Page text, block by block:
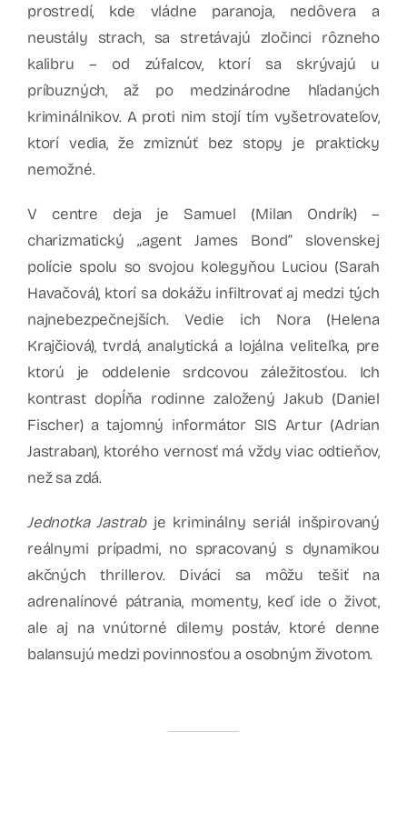
prostredí, kde vládne paranoja, nedôvera a
neustály strach, sa stretávajú zločinci rôzneho
kalibru – od zúfalcov, ktorí sa skrývajú u
príbuzných, až po medzinárodne hľadaných
kriminálnikov. A proti nim stojí tím vyšetrovateľov,
ktorí vedia, že zmiznúť bez stopy je prakticky
nemožné.
V centre deja je Samuel (Milan Ondrík) –
charizmatický „agent James Bond“ slovenskej
polície spolu so svojou kolegyňou Luciou (Sarah
Havačová), ktorí sa dokážu infiltrovať aj medzi tých
najnebezpečnejších. Vedie ich Nora (Helena
Krajčiová), tvrdá, analytická a lojálna veliteľka, pre
ktorú je oddelenie srdcovou záležitosťou. Ich
kontrast dopĺňa rodinne založený Jakub (Daniel
Fischer) a tajomný informátor SIS Artur (Adrian
Jastraban), ktorého vernosť má vždy viac odtieňov,
než sa zdá.
Jednotka Jastrabje kriminálny seriál inšpirovaný
reálnymi prípadmi, no spracovaný s dynamikou
akčných thrillerov. Diváci sa môžu tešiť na
adrenalínové pátrania, momenty, keď ide o život,
ale aj na vnútorné dilemy postáv, ktoré denne
balansujú medzi povinnosťou a osobným životom.